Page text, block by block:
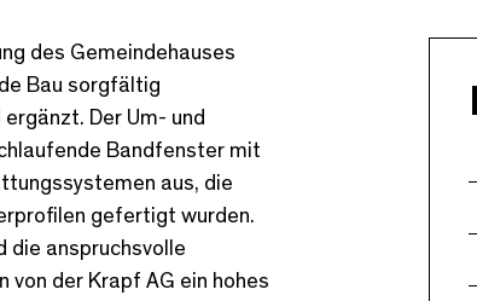
des Gemeindehauses
Bau sorgfältig
Der Um- und
Bandfenster mit
aus, die
gefertigt wurden.
die anspruchsvolle
von der Krapf AG ein hohes